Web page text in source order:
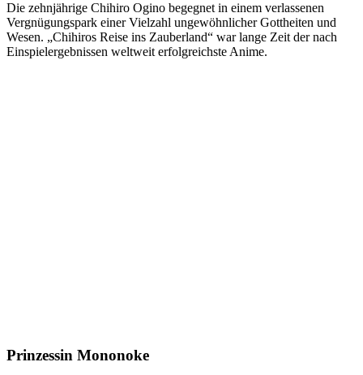
Die zehnjährige Chihiro Ogino begegnet in einem verlassenen
Vergnügungspark einer Vielzahl ungewöhnlicher Gottheiten und
Wesen. „Chihiros Reise ins Zauberland“ war lange Zeit der nach
Einspielergebnissen weltweit erfolgreichste Anime.
Prinzessin Mononoke